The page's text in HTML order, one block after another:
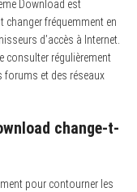
Download est
changer fréquemment en
d’accès à Internet.
consulter régulièrement
forums et des réseaux
change-t-
pour contourner les